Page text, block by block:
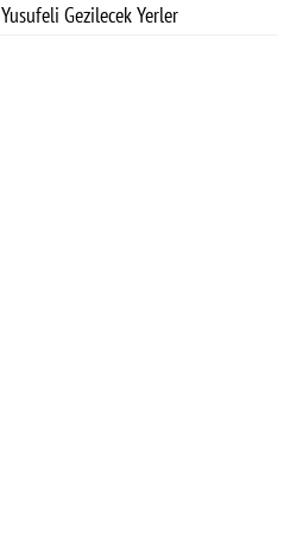
Yusufeli Gezilecek Yerler